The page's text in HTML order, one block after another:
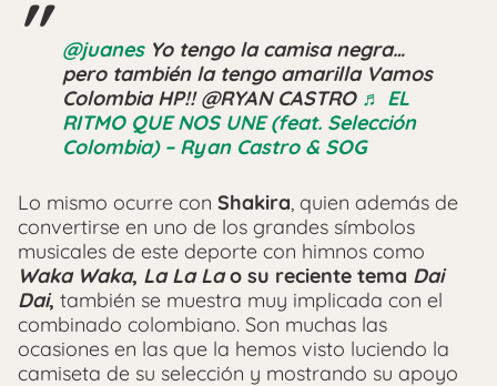
@juanesYo tengo la camisa negra…
pero también la tengo amarilla Vamos
Colombia HP!! @RYAN CASTRO ♬ EL
RITMO QUE NOS UNE (feat. Selección
Colombia) – Ryan Castro & SOG
Lo mismo ocurre con Shakira, quien además de
convertirse en uno de los grandes símbolos
musicales de este deporte con himnos como
Waka Waka, La La Lao su reciente tema Dai
Dai, también se muestra muy implicada con el
combinado colombiano. Son muchas las
ocasiones en las que la hemos visto luciendo la
camiseta de su selección y mostrando su apoyo